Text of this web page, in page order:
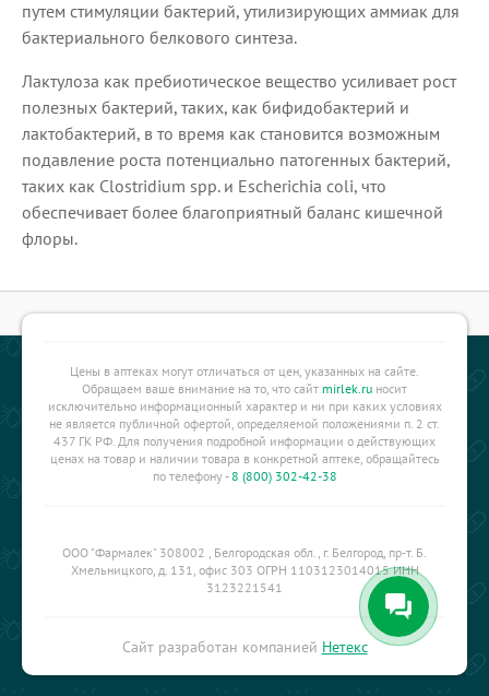
путем стимуляции бактерий, утилизирующих аммиак для
бактериального белкового синтеза.
Лактулоза как пребиотическое вещество усиливает рост
полезных бактерий, таких, как бифидобактерий и
лактобактерий, в то время как становится возможным
подавление роста потенциально патогенных бактерий,
таких как Clostridium spp. и Escherichia coli, что
обеспечивает более благоприятный баланс кишечной
флоры.
Цены в аптеках могут отличаться от цен, указанных на сайте.
Обращаем ваше внимание на то, что сайт mirlek.ru носит
исключительно информационный характер и ни при каких условиях
не является публичной офертой, определяемой положениями п. 2 ст.
437 ГК РФ. Для получения подробной информации о действующих
ценах на товар и наличии товара в конкретной аптеке, обращайтесь
по телефону -8 (800) 302-42-38
ООО "Фармалек" 308002 , Белгородская обл., г. Белгород, пр-т. Б.
Хмельницкого, д. 131, офис 303 ОГРН 1103123014015 ИНН
3123221541
Сайт разработан компанией Нетекс